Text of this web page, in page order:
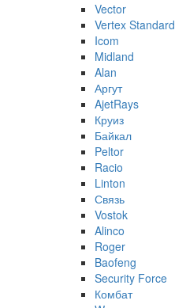
Vector
Vertex Standard
Icom
Midland
Alan
Аргут
AjetRays
Круиз
Байкал
Peltor
Racio
Linton
Связь
Vostok
Alinco
Roger
Baofeng
Security Force
Комбат